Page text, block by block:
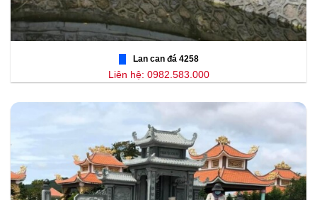
Lan can đá 4258
Liên hệ: 0982.583.000